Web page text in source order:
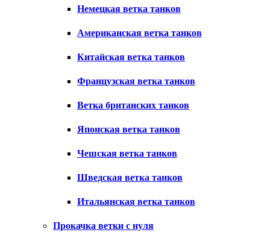
Немецкая ветка танков
Американская ветка танков
Китайская ветка танков
Французская ветка танков
Ветка британских танков
Японская ветка танков
Чешская ветка танков
Шведская ветка танков
Итальянская ветка танков
Прокачка ветки с нуля